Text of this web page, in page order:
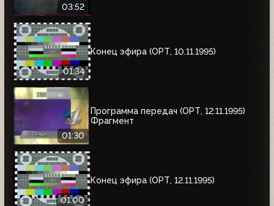
03:52
01:34
Конец эфира (ОРТ, 10.11.1995)
01:30
Программа передач (ОРТ, 12.11.1995)
Фрагмент
01:00
Конец эфира (ОРТ, 12.11.1995)